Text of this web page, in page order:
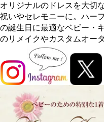
オリジナルのドレスを大切
祝いやセレモニーに。ハー
の誕生日に最適なベビー・
のリメイクやカスタムオー